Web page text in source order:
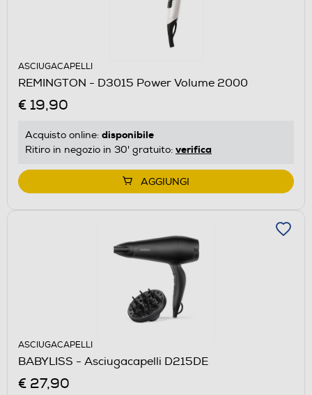
ASCIUGACAPELLI
REMINGTON - D3015 Power Volume 2000
€ 19,90
Acquisto online: disponibile
Ritiro in negozio in 30' gratuito: verifica
AGGIUNGI
ASCIUGACAPELLI
BABYLISS - Asciugacapelli D215DE
€ 27,90